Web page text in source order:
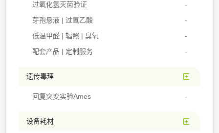
过氧化氢灭菌验证
芽孢悬液 | 过氧乙酸
低温甲醛 | 辐照 | 臭氧
配套产品 | 定制服务
遗传毒理
回复突变实验Ames
设备耗材